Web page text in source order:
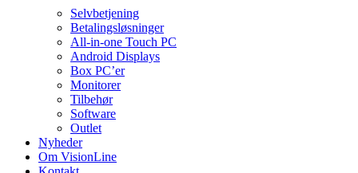
Selvbetjening
Betalingsløsninger
All-in-one Touch PC
Android Displays
Box PC’er
Monitorer
Tilbehør
Software
Outlet
Nyheder
Om VisionLine